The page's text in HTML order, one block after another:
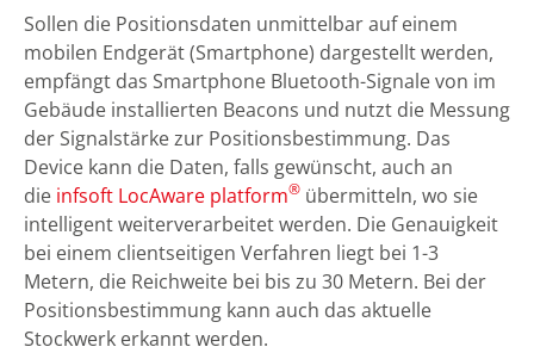
Sollen die Positionsdaten unmittelbar auf einem
mobilen Endgerät (Smartphone) dargestellt werden,
empfängt das Smartphone Bluetooth-Signale von im
Gebäude installierten Beacons und nutzt die Messung
der Signalstärke zur Positionsbestimmung. Das
Device kann die Daten, falls gewünscht, auch an
die infsoft LocAware platform® übermitteln, wo sie
intelligent weiterverarbeitet werden. Die Genauigkeit
bei einem clientseitigen Verfahren liegt bei 1-3
Metern, die Reichweite bei bis zu 30 Metern. Bei der
Positionsbestimmung kann auch das aktuelle
Stockwerk erkannt werden.